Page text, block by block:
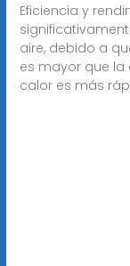
Eficiencia y
aire, debido a
es mayor que la
calor es más